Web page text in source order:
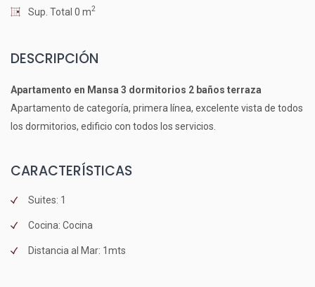
Sup. Total 0 m2
DESCRIPCIÓN
Apartamento en Mansa 3 dormitorios 2 baños terraza
Apartamento de categoría, primera línea, excelente vista de todos
los dormitorios, edificio con todos los servicios.
CARACTERÍSTICAS
Suites: 1
Cocina: Cocina
Distancia al Mar: 1mts